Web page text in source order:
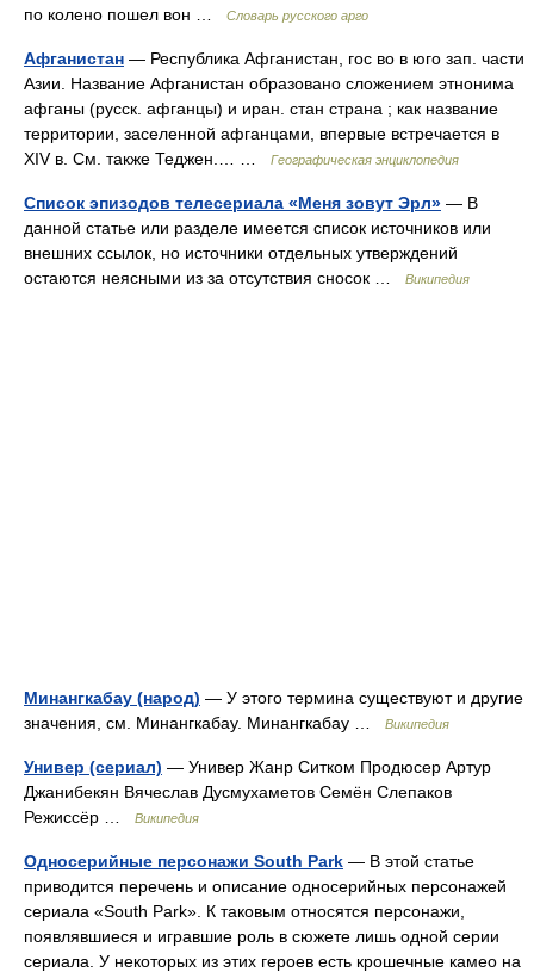
по колено пошел вон …
Словарь русского арго
Афганистан — Республика Афганистан, гос во в юго зап. части
Азии. Название Афганистан образовано сложением этнонима
афганы (русск. афганцы) и иран. стан страна ; как название
территории, заселенной афганцами, впервые встречается в
XIV в. См. также Теджен.… …
Географическая энциклопедия
Список эпизодов телесериала «Меня зовут Эрл» — В
данной статье или разделе имеется список источников или
внешних ссылок, но источники отдельных утверждений
остаются неясными из за отсутствия сносок …
Википедия
Минангкабау (народ) — У этого термина существуют и другие
значения, см. Минангкабау. Минангкабау …
Википедия
Универ (сериал) — Универ Жанр Ситком Продюсер Артур
Джанибекян Вячеслав Дусмухаметов Семён Слепаков
Режиссёр …
Википедия
Односерийные персонажи South Park — В этой статье
приводится перечень и описание односерийных персонажей
сериала «South Park». К таковым относятся персонажи,
появлявшиеся и игравшие роль в сюжете лишь одной серии
сериала. У некоторых из этих героев есть крошечные камео на